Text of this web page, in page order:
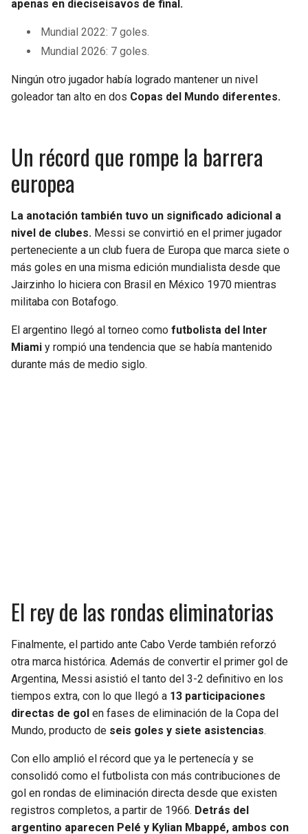
apenas en dieciseisavos de final.
Mundial 2022: 7 goles.
Mundial 2026: 7 goles.
Ningún otro jugador había logrado mantener un nivel
goleador tan alto en dos Copas del Mundo diferentes.
Un récord que rompe la barrera
europea
La anotación también tuvo un significado adicional a
nivel de clubes. Messi se convirtió en el primer jugador
perteneciente a un club fuera de Europa que marca siete o
más goles en una misma edición mundialista desde que
Jairzinho lo hiciera con Brasil en México 1970 mientras
militaba con Botafogo.
El argentino llegó al torneo como futbolista del Inter
Miami y rompió una tendencia que se había mantenido
durante más de medio siglo.
El rey de las rondas eliminatorias
Finalmente, el partido ante Cabo Verde también reforzó
otra marca histórica. Además de convertir el primer gol de
Argentina, Messi asistió el tanto del 3-2 definitivo en los
tiempos extra, con lo que llegó a 13 participaciones
directas de gol en fases de eliminación de la Copa del
Mundo, producto de seis goles y siete asistencias.
Con ello amplió el récord que ya le pertenecía y se
consolidó como el futbolista con más contribuciones de
gol en rondas de eliminación directa desde que existen
registros completos, a partir de 1966. Detrás del
argentino aparecen Pelé y Kylian Mbappé, ambos con